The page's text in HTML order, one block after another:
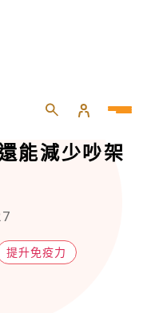
奇力量：減
能減少吵架
提升免疫力